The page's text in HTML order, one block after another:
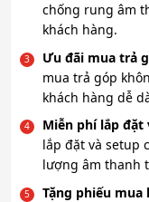
chống rung âm
khách hàng.
Ưu đãi mua trả
mua trả góp
khách hàng dễ
Miễn phí lắp đặt
lắp đặt và setup
lượng âm thanh
Tặng phiếu